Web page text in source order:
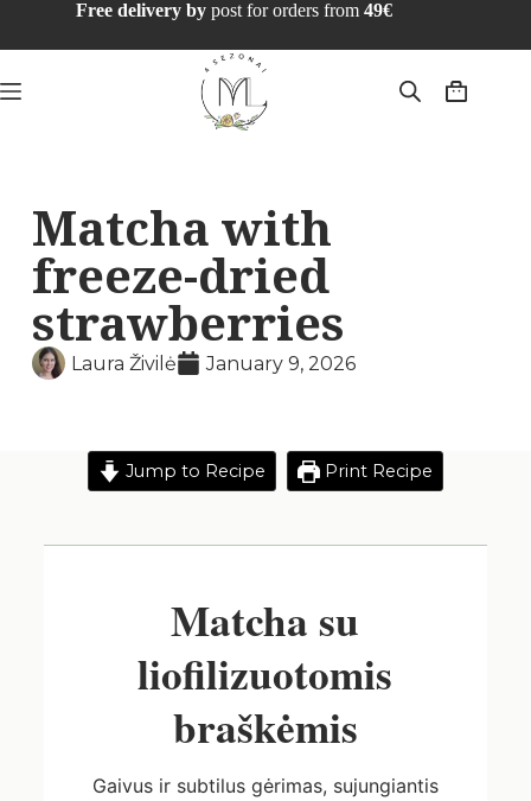
Free delivery by post for orders from 49€
Matcha with
freeze-dried
strawberries
Laura Živilė January 9, 2026
Jump to Recipe Print Recipe
Matcha su
liofilizuotomis
braškėmis
Gaivus ir subtilus gėrimas, sujungiantis